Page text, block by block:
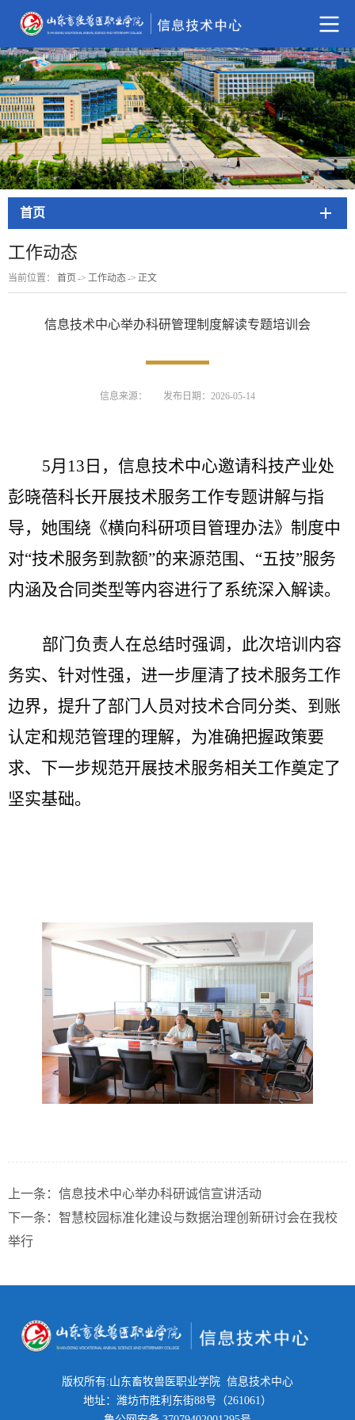
首页
工作动态
当前位置： 首页 -> 工作动态-> 正文
信息技术中心举办科研管理制度解读专题培训会
信息来源： 发布日期：2026-05-14
5月13日，信息技术中心邀请科技产业处
彭晓蓓科长开展技术服务工作专题讲解与指
导， 她围绕 《横向科研项目管理办法》 制度中
对“技术服务到款额”的来源范围、“五技”服务
内涵及合同类型等内容进行了系统深入解读。
部门负责人在总结时强调，此次培训内容
务实、针对性强， 进一步厘清了技术服务工作
边界，提升了部门人员对技术合同分类、到账
认定和规范管理的理解，为准确把握政策要
求、下一步规范开展技术服务相关工作奠定了
坚实基础。
上一条： 信息技术中心举办科研诚信宣讲活动
下一条： 智慧校园标准化建设与数据治理创新研讨会在我校
举行
版权所有:山东畜牧兽医职业学院 信息技术中心
地址：潍坊市胜利东街88号（261061）